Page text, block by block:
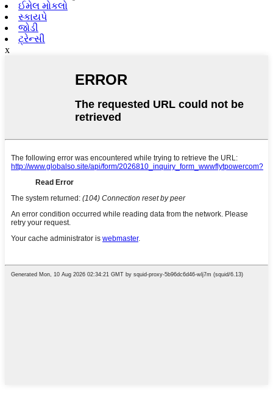
ઈમેલ મોકલો
સ્કાયપે
જોડી
ટ્રેન્સી
x